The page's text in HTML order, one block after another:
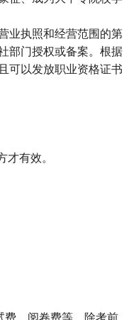
业执照和经营范围的第
部门授权或备案。 根据
可以发放职业资格证书
才有效。
费、阅卷费等。除考前